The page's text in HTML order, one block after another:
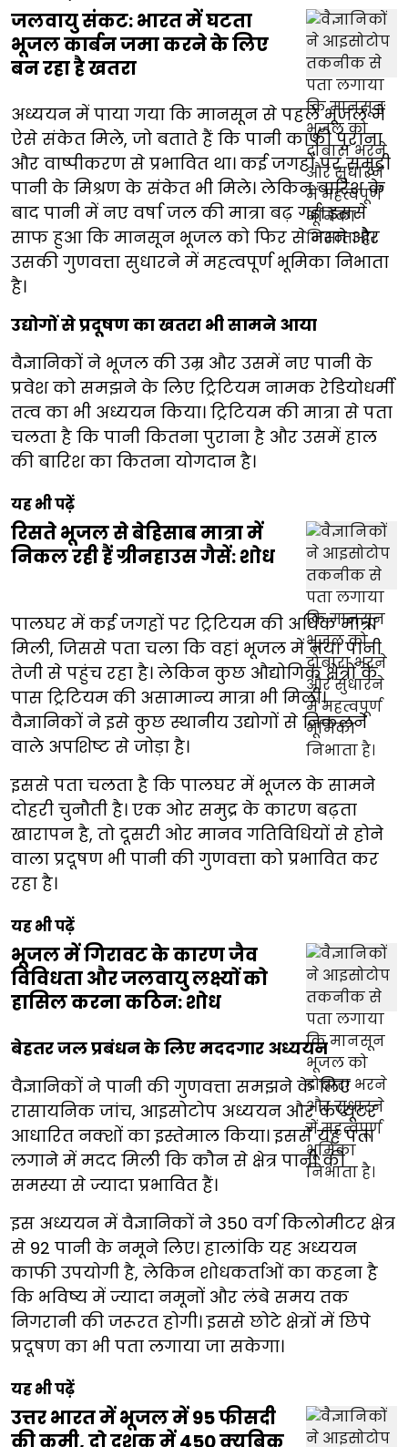
जलवायु संकट: भारत में घटता
भूजल कार्बन जमा करने के लिए
बन रहा है खतरा
अध्ययन में पाया गया कि मानसून से पहले भूजल में
ऐसे संकेत मिले, जो बताते हैं कि पानी काफी पुराना
और वाष्पीकरण से प्रभावित था। कई जगहों पर समुद्री
पानी के मिश्रण के संकेत भी मिले। लेकिन बारिश के
बाद पानी में नए वर्षा जल की मात्रा बढ़ गई। इससे
साफ हुआ कि मानसून भूजल को फिर से भरने और
उसकी गुणवत्ता सुधारने में महत्वपूर्ण भूमिका निभाता
है।
उद्योगों से प्रदूषण का खतरा भी सामने आया
वैज्ञानिकों ने भूजल की उम्र और उसमें नए पानी के
प्रवेश को समझने के लिए ट्रिटियम नामक रेडियोधर्मी
तत्व का भी अध्ययन किया। ट्रिटियम की मात्रा से पता
चलता है कि पानी कितना पुराना है और उसमें हाल
की बारिश का कितना योगदान है।
यह भी पढ़ें
रिसते भूजल से बेहिसाब मात्रा में
निकल रही हैं ग्रीनहाउस गैसें: शोध
पालघर में कई जगहों पर ट्रिटियम की अधिक मात्रा
मिली, जिससे पता चला कि वहां भूजल में नया पानी
तेजी से पहुंच रहा है। लेकिन कुछ औद्योगिक क्षेत्रों के
पास ट्रिटियम की असामान्य मात्रा भी मिली।
वैज्ञानिकों ने इसे कुछ स्थानीय उद्योगों से निकलने
वाले अपशिष्ट से जोड़ा है।
इससे पता चलता है कि पालघर में भूजल के सामने
दोहरी चुनौती है। एक ओर समुद्र के कारण बढ़ता
खारापन है, तो दूसरी ओर मानव गतिविधियों से होने
वाला प्रदूषण भी पानी की गुणवत्ता को प्रभावित कर
रहा है।
यह भी पढ़ें
भूजल में गिरावट के कारण जैव
विविधता और जलवायु लक्ष्यों को
हासिल करना कठिन: शोध
बेहतर जल प्रबंधन के लिए मददगार अध्ययन
वैज्ञानिकों ने पानी की गुणवत्ता समझने के लिए
रासायनिक जांच, आइसोटोप अध्ययन और कंप्यूटर
आधारित नक्शों का इस्तेमाल किया। इससे यह पता
लगाने में मदद मिली कि कौन से क्षेत्र पानी की
समस्या से ज्यादा प्रभावित हैं।
इस अध्ययन में वैज्ञानिकों ने 350 वर्ग किलोमीटर क्षेत्र
से 92 पानी के नमूने लिए। हालांकि यह अध्ययन
काफी उपयोगी है, लेकिन शोधकर्ताओं का कहना है
कि भविष्य में ज्यादा नमूनों और लंबे समय तक
निगरानी की जरूरत होगी। इससे छोटे क्षेत्रों में छिपे
प्रदूषण का भी पता लगाया जा सकेगा।
यह भी पढ़ें
उत्तर भारत में भूजल में 95 फीसदी
की कमी, दो दशक में 450 क्यूबिक